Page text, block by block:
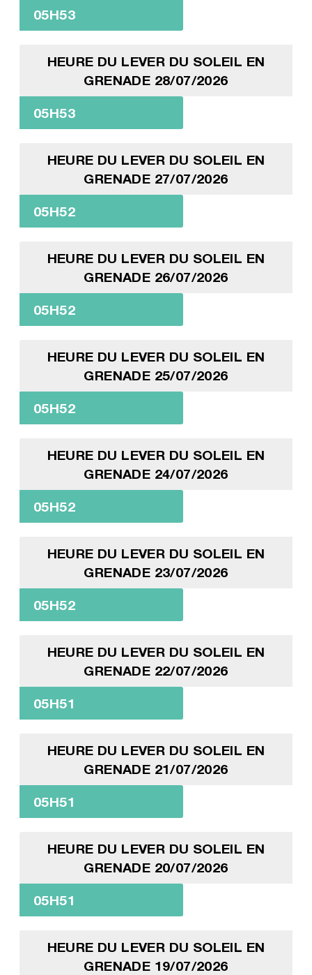
05H53
HEURE DU LEVER DU SOLEIL EN
GRENADE 28/07/2026
05H53
HEURE DU LEVER DU SOLEIL EN
GRENADE 27/07/2026
05H52
HEURE DU LEVER DU SOLEIL EN
GRENADE 26/07/2026
05H52
HEURE DU LEVER DU SOLEIL EN
GRENADE 25/07/2026
05H52
HEURE DU LEVER DU SOLEIL EN
GRENADE 24/07/2026
05H52
HEURE DU LEVER DU SOLEIL EN
GRENADE 23/07/2026
05H52
HEURE DU LEVER DU SOLEIL EN
GRENADE 22/07/2026
05H51
HEURE DU LEVER DU SOLEIL EN
GRENADE 21/07/2026
05H51
HEURE DU LEVER DU SOLEIL EN
GRENADE 20/07/2026
05H51
HEURE DU LEVER DU SOLEIL EN
GRENADE 19/07/2026